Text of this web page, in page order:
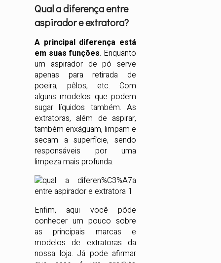
Qual a diferença entre
aspirador e extratora?
A principal diferença está
em suas funções. Enquanto
um aspirador de pó serve
apenas para retirada de
poeira, pêlos, etc. Com
alguns modelos que podem
sugar líquidos também. As
extratoras, além de aspirar,
também enxáguam, limpam e
secam a superfície, sendo
responsáveis por uma
limpeza mais profunda.
Enfim, aqui você pôde
conhecer um pouco sobre
as principais marcas e
modelos de extratoras da
nossa loja. Já pode afirmar